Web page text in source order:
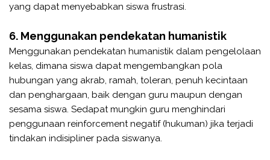
yang dapat menyebabkan siswa frustrasi.
6. Menggunakan pendekatan humanistik
Menggunakan pendekatan humanistik dalam pengelolaan
kelas, dimana siswa dapat mengembangkan pola
hubungan yang akrab, ramah, toleran, penuh kecintaan
dan penghargaan, baik dengan guru maupun dengan
sesama siswa. Sedapat mungkin guru menghindari
penggunaan reinforcement negatif (hukuman) jika terjadi
tindakan indisipliner pada siswanya.